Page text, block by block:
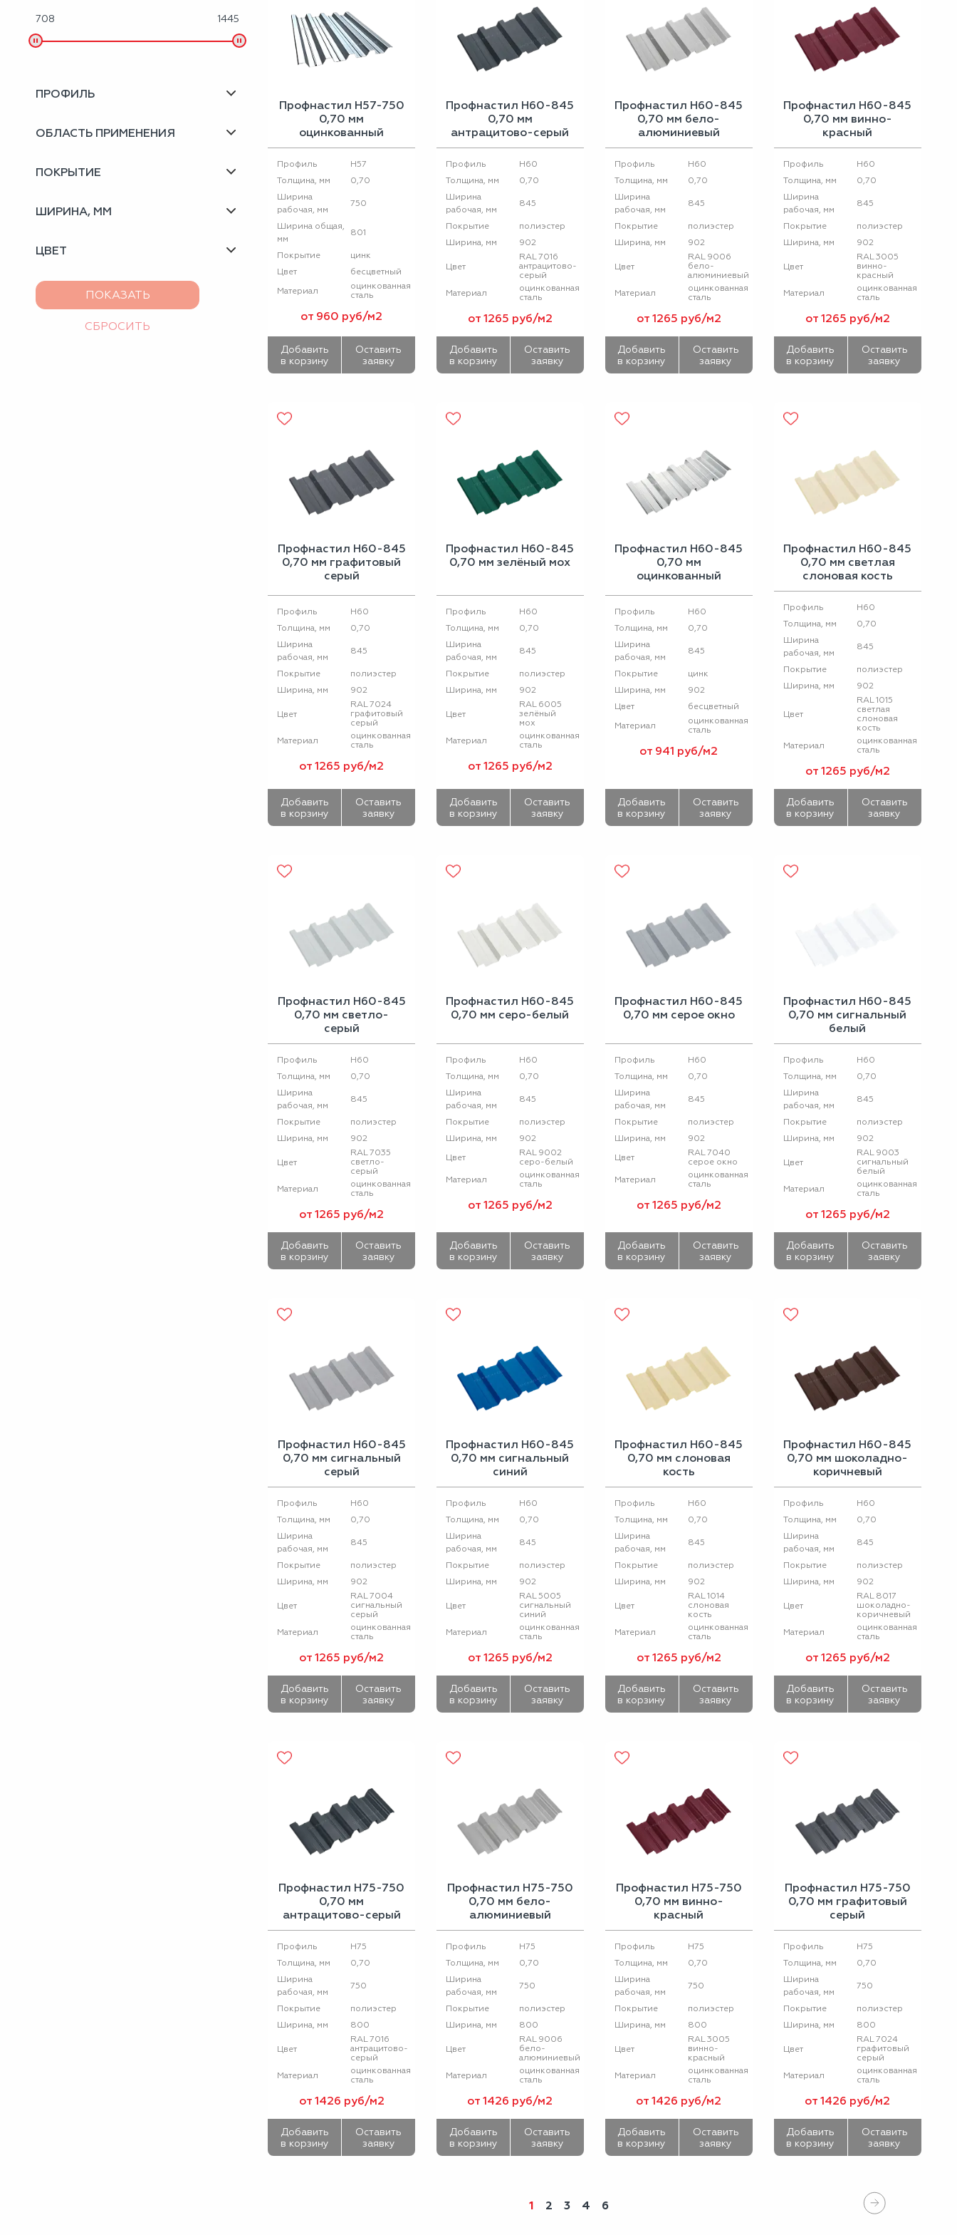
Металлоизделия
Проектирование вентилируемых фасадов
708 1445
ПРОФИЛЬ
ОБЛАСТЬ ПРИМЕНЕНИЯ
ПОКРЫТИЕ
ШИРИНА, ММ
ЦВЕТ
Профнастил Н57-750
0,70 мм
оцинкованный
Профиль
Н57
Толщина, мм
0,70
Ширина
рабочая, мм
750
Ширина общая,
мм
801
Покрытие
цинк
Цвет
бесцветный
Материал
оцинкованная
сталь
от 960 руб/м2
Добавить
в корзину
Оставить
заявку
Профнастил Н60-845
0,70 мм
антрацитово-серый
Профиль
H60
Толщина, мм
0,70
Ширина
рабочая, мм
845
Покрытие
полиэстер
Ширина, мм
902
Цвет
RAL 7016
антрацитово-
серый
Материал
оцинкованная
сталь
от 1265 руб/м2
Добавить
в корзину
Оставить
заявку
Профнастил Н60-845
0,70 мм бело-
алюминиевый
Профиль
H60
Толщина, мм
0,70
Ширина
рабочая, мм
845
Покрытие
полиэстер
Ширина, мм
902
Цвет
RAL 9006
бело-
алюминиевый
Материал
оцинкованная
сталь
от 1265 руб/м2
Добавить
в корзину
Оставить
заявку
Профнастил Н60-845
0,70 мм винно-
красный
Профиль
H60
Толщина, мм
0,70
Ширина
рабочая, мм
845
Покрытие
полиэстер
Ширина, мм
902
Цвет
RAL 3005
винно-
красный
Материал
оцинкованная
сталь
от 1265 руб/м2
Добавить
в корзину
Оставить
заявку
Профнастил Н60-845
0,70 мм графитовый
серый
Профиль
H60
Толщина, мм
0,70
Ширина
рабочая, мм
845
Покрытие
полиэстер
Ширина, мм
902
Цвет
RAL 7024
графитовый
серый
Материал
оцинкованная
сталь
от 1265 руб/м2
Добавить
в корзину
Оставить
заявку
Профнастил Н60-845
0,70 мм зелёный мох
Профиль
H60
Толщина, мм
0,70
Ширина
рабочая, мм
845
Покрытие
полиэстер
Ширина, мм
902
Цвет
RAL 6005
зелёный
мох
Материал
оцинкованная
сталь
от 1265 руб/м2
Добавить
в корзину
Оставить
заявку
Профнастил Н60-845
0,70 мм
оцинкованный
Профиль
H60
Толщина, мм
0,70
Ширина
рабочая, мм
845
Покрытие
цинк
Ширина, мм
902
Цвет
бесцветный
Материал
оцинкованная
сталь
от 941 руб/м2
Добавить
в корзину
Оставить
заявку
Профнастил Н60-845
0,70 мм светлая
слоновая кость
Профиль
H60
Толщина, мм
0,70
Ширина
рабочая, мм
845
Покрытие
полиэстер
Ширина, мм
902
Цвет
RAL 1015
светлая
слоновая
кость
Материал
оцинкованная
сталь
от 1265 руб/м2
Добавить
в корзину
Оставить
заявку
Профнастил Н60-845
0,70 мм светло-
серый
Профиль
H60
Толщина, мм
0,70
Ширина
рабочая, мм
845
Покрытие
полиэстер
Ширина, мм
902
Цвет
RAL 7035
светло-
серый
Материал
оцинкованная
сталь
от 1265 руб/м2
Добавить
в корзину
Оставить
заявку
Профнастил Н60-845
0,70 мм серо-белый
Профиль
H60
Толщина, мм
0,70
Ширина
рабочая, мм
845
Покрытие
полиэстер
Ширина, мм
902
Цвет
RAL 9002
серо-белый
Материал
оцинкованная
сталь
от 1265 руб/м2
Добавить
в корзину
Оставить
заявку
Профнастил Н60-845
0,70 мм серое окно
Профиль
H60
Толщина, мм
0,70
Ширина
рабочая, мм
845
Покрытие
полиэстер
Ширина, мм
902
Цвет
RAL 7040
серое окно
Материал
оцинкованная
сталь
от 1265 руб/м2
Добавить
в корзину
Оставить
заявку
Профнастил Н60-845
0,70 мм сигнальный
белый
Профиль
H60
Толщина, мм
0,70
Ширина
рабочая, мм
845
Покрытие
полиэстер
Ширина, мм
902
Цвет
RAL 9003
сигнальный
белый
Материал
оцинкованная
сталь
от 1265 руб/м2
Добавить
в корзину
Оставить
заявку
Профнастил Н60-845
0,70 мм сигнальный
серый
Профиль
H60
Толщина, мм
0,70
Ширина
рабочая, мм
845
Покрытие
полиэстер
Ширина, мм
902
Цвет
RAL 7004
сигнальный
серый
Материал
оцинкованная
сталь
от 1265 руб/м2
Добавить
в корзину
Оставить
заявку
Профнастил Н60-845
0,70 мм сигнальный
синий
Профиль
H60
Толщина, мм
0,70
Ширина
рабочая, мм
845
Покрытие
полиэстер
Ширина, мм
902
Цвет
RAL 5005
сигнальный
синий
Материал
оцинкованная
сталь
от 1265 руб/м2
Добавить
в корзину
Оставить
заявку
Профнастил Н60-845
0,70 мм слоновая
кость
Профиль
H60
Толщина, мм
0,70
Ширина
рабочая, мм
845
Покрытие
полиэстер
Ширина, мм
902
Цвет
RAL 1014
слоновая
кость
Материал
оцинкованная
сталь
от 1265 руб/м2
Добавить
в корзину
Оставить
заявку
Профнастил Н60-845
0,70 мм шоколадно-
коричневый
Профиль
H60
Толщина, мм
0,70
Ширина
рабочая, мм
845
Покрытие
полиэстер
Ширина, мм
902
Цвет
RAL 8017
шоколадно-
коричневый
Материал
оцинкованная
сталь
от 1265 руб/м2
Добавить
в корзину
Оставить
заявку
Профнастил Н75-750
0,70 мм
антрацитово-серый
Профиль
Н75
Толщина, мм
0,70
Ширина
рабочая, мм
750
Покрытие
полиэстер
Ширина, мм
800
Цвет
RAL 7016
антрацитово-
серый
Материал
оцинкованная
сталь
от 1426 руб/м2
Добавить
в корзину
Оставить
заявку
Профнастил Н75-750
0,70 мм бело-
алюминиевый
Профиль
Н75
Толщина, мм
0,70
Ширина
рабочая, мм
750
Покрытие
полиэстер
Ширина, мм
800
Цвет
RAL 9006
бело-
алюминиевый
Материал
оцинкованная
сталь
от 1426 руб/м2
Добавить
в корзину
Оставить
заявку
Профнастил Н75-750
0,70 мм винно-
красный
Профиль
Н75
Толщина, мм
0,70
Ширина
рабочая, мм
750
Покрытие
полиэстер
Ширина, мм
800
Цвет
RAL 3005
винно-
красный
Материал
оцинкованная
сталь
от 1426 руб/м2
Добавить
в корзину
Оставить
заявку
Профнастил Н75-750
0,70 мм графитовый
серый
Профиль
Н75
Толщина, мм
0,70
Ширина
рабочая, мм
750
Покрытие
полиэстер
Ширина, мм
800
Цвет
RAL 7024
графитовый
серый
Материал
оцинкованная
сталь
от 1426 руб/м2
Добавить
в корзину
Оставить
заявку
1 2 3 4 6